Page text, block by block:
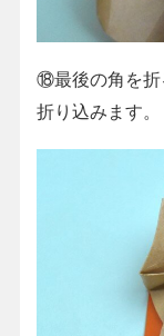
⑱最後の角を折
折り込みます。